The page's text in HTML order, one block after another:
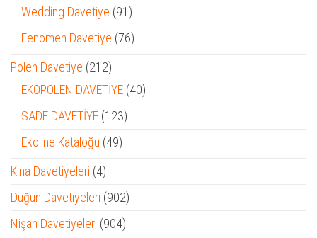
ürün
Wedding Davetiye 9191
ürün
Fenomen Davetiye 7676
Polen Davetiye 212212
ürün
EKOPOLEN DAVETİYE 4040
SADE DAVETİYE 123123
Ekoline Kataloğu 4949
Kına Davetiyeleri 44
ürün
Düğün Davetiyeleri 902902
Nişan Davetiyeleri 904904